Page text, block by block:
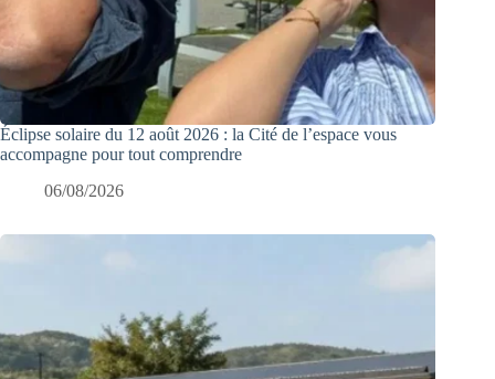
Éclipse solaire du 12 août 2026 : la Cité de l’espace vous
accompagne pour tout comprendre
06/08/2026